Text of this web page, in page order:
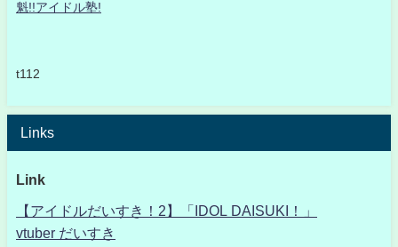
魁!!アイドル塾!
t112
Links
Link
【アイドルだいすき！2】「IDOL DAISUKI！」
vtuber だいすき